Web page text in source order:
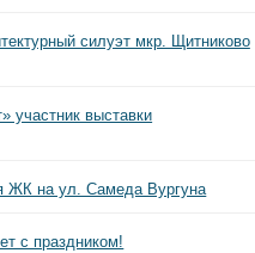
силуэт мкр. Щитниково
выставки
на ул. Самеда Вургуна
с праздником!